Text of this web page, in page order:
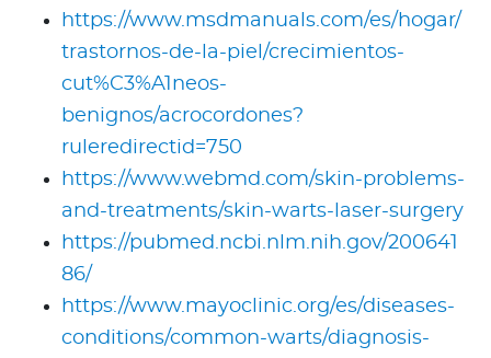
https://www.msdmanuals.com/es/hogar/
trastornos-de-la-piel/crecimientos-
cut%C3%A1neos-
benignos/acrocordones?
ruleredirectid=750
https://www.webmd.com/skin-problems-
and-treatments/skin-warts-laser-surgery
https://pubmed.ncbi.nlm.nih.gov/200641
86/
https://www.mayoclinic.org/es/diseases-
conditions/common-warts/diagnosis-